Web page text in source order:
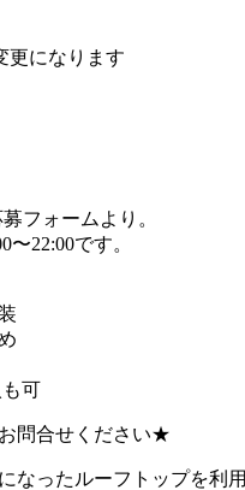
更になります
フォームより。
22:00です。
可
問合せください★
なったルーフトップを利